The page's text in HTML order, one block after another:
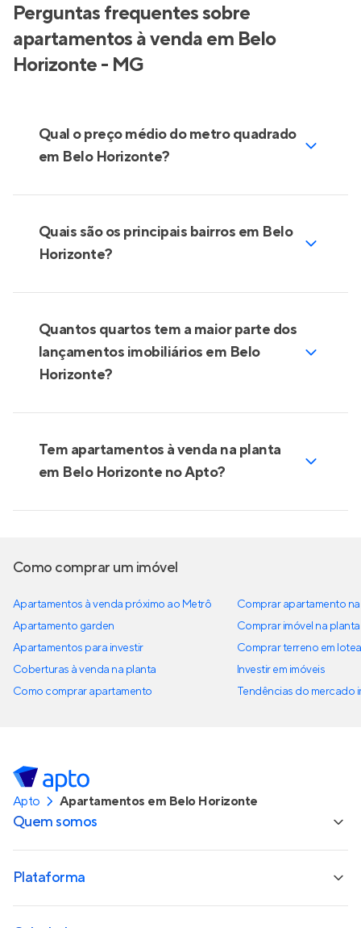
Perguntas frequentes sobre
apartamentos à venda em Belo
Horizonte - MG
Qual o preço médio do metro quadrado
em Belo Horizonte?
Quais são os principais bairros em Belo
Horizonte?
Quantos quartos tem a maior parte dos
lançamentos imobiliários em Belo
Horizonte?
Tem apartamentos à venda na planta
em Belo Horizonte no Apto?
Como comprar um imóvel
Apartamentos à venda próximo ao Metrô
Apartamento garden
Apartamentos para investir
Coberturas à venda na planta
Como comprar apartamento
Comprar apartamento
Comprar imóvel na planta
Comprar terreno em
Investir em imóveis
Tendências do mercado
Apto Apartamentos em Belo Horizonte
Quem somos
Plataforma